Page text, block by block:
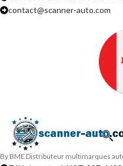
contact@scanner-auto.com
By BME Distributeur multimarques